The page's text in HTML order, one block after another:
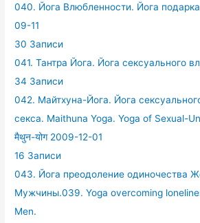
040. Йога Влюбленности. Йога
09-11
30 Записи
041. Тантра Йога. Йога сексуального
34 Записи
042. Майтхуна-Йога. Йога
секса. Maithuna Yoga. Yoga of Sexual-
मैथुन-योग 2009-12-01
16 Записи
043. Йога преодоление одиночества
Мужчины.039. Yoga overcoming
Men.